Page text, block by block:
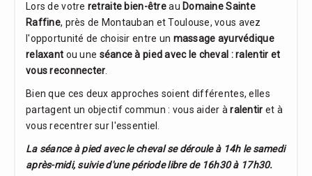
Lors de votre retraite bien-êtreau Domaine Sainte
Raffine, près de Montauban et Toulouse, vous avez
l'opportunité de choisir entre un massage ayurvédique
relaxant ou une séance à pied avec le cheval : ralentir et
vous reconnecter
Bien que ces deux approches soient différentes, elles
partagent un objectif commun : vous aider àralentir et à
vous recentrer sur l'essentiel.
La séance à pied avec le cheval se déroule à 14h le samedi
après-midi, suivie d'une période libre de 16h30 à 17h30.